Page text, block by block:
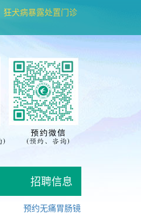
狂犬病暴露处置门诊
招聘信息
预约无痛胃肠镜